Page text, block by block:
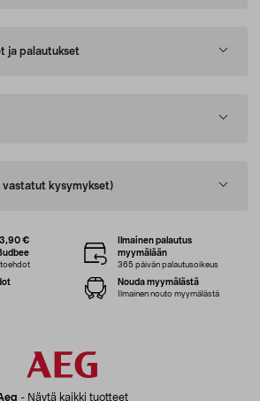
ja palautukset
vastatut kysymykset)
- Näytä kaikki tuotteet
3,90 €
Ilmainen palautus
myymälään
365 päivän palautusoikeus
Nouda myymälästä
Ilmainen nouto myymälästä